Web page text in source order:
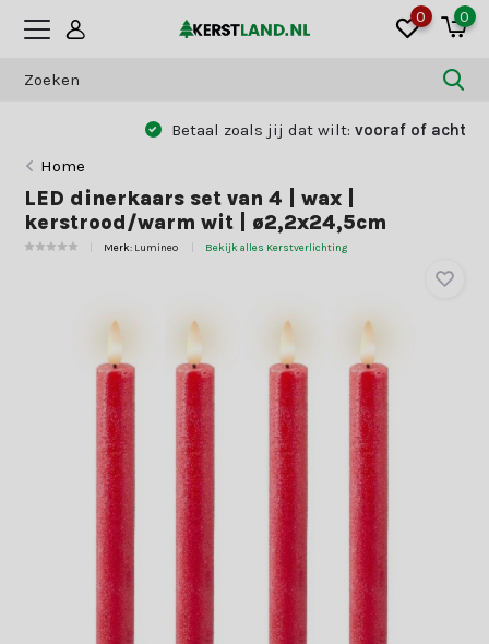
0 0
Betaal zoals jij dat wilt:vooraf of achteraf
Home
LED dinerkaars set van 4 | wax |
kerstrood/warm wit | ø2,2x24,5cm
Merk: Lumineo Bekijk alles Kerstverlichting